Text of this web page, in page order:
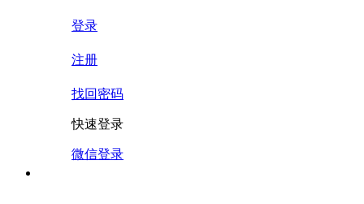
登录
注册
找回密码
快速登录
微信登录